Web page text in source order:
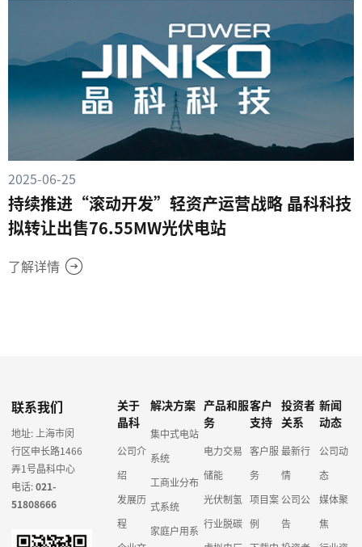
2025-06-25
持续推进“滚动开发”轻资产运营战略 晶科科技
拟转让出售76.55MW光伏电站
了解详情
联系我们
地址: 上海市闵
行区申长路1466
弄1号晶科中心
电话:021-
51808666
关于
晶科
公司介
绍
发展历
程
解决方案
集中式电站
系统
工商业分布
式系统
家庭户用系
产品和服
务
电力交易
储能
光伏制氢
行业脱碳
客户
支持
客户服
务
项目案
例
投资者
关系
最新行
情
公司公
告
新闻
动态
公司动
态
媒体聚
焦